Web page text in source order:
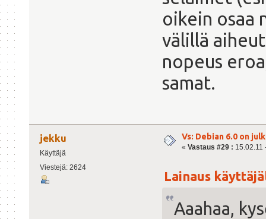
oikein osaa
välillä
nopeus
samat.
jekku
Käyttäjä
Viestejä: 2624
Vs: Debian 6.0 on
« Vastaus #29 : 15.02.11
Lainaus
Aaahaa,